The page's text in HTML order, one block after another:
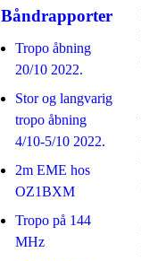
Båndrapporter
Tropo åbning
20/10 2022.
Stor og langvarig
tropo åbning
4/10-5/10 2022.
2m EME hos
OZ1BXM
Tropo på 144
MHz